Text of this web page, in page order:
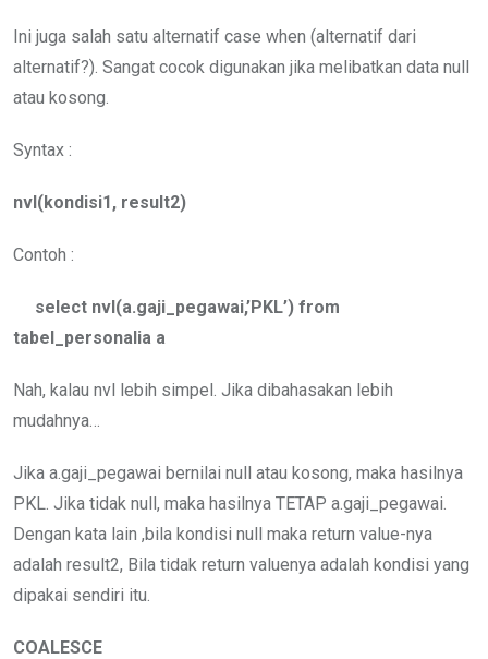
Ini juga salah satu alternatif case when (alternatif dari
alternatif?). Sangat cocok digunakan jika melibatkan data null
atau kosong.
Syntax :
nvl(kondisi1, result2)
Contoh :
select nvl(a.gaji_pegawai,’PKL’) from
tabel_personalia a
Nah, kalau nvl lebih simpel. Jika dibahasakan lebih
mudahnya…
Jika a.gaji_pegawai bernilai null atau kosong, maka hasilnya
PKL. Jika tidak null, maka hasilnya TETAP a.gaji_pegawai.
Dengan kata lain ,bila kondisi null maka return value-nya
adalah result2, Bila tidak return valuenya adalah kondisi yang
dipakai sendiri itu.
COALESCE